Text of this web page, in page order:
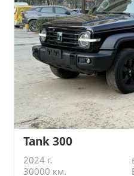
Tank 300
2024 г.
30000 км.